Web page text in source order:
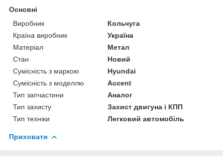
Основні
Виробник
Кольчуга
Країна виробник
Україна
Матеріал
Метал
Стан
Новий
Сумісність з маркою
Hyundai
Сумісність з моделлю
Accent
Тип запчастини
Аналог
Тип захисту
Захист двигуна і КПП
Тип техніки
Легковий автомобіль
Приховати